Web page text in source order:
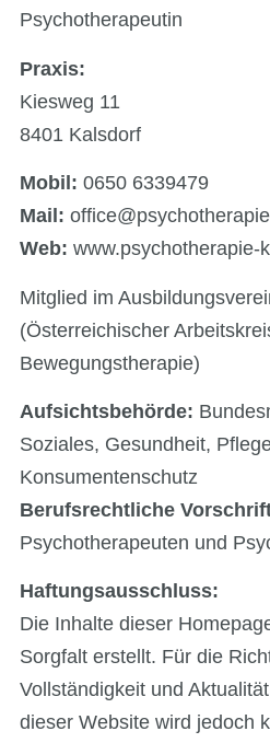
Psychotherapeutin
Praxis:
Kiesweg 11
8401 Kalsdorf
Mobil: 0650 6339479
Mail:
Web: www.psychotherapie-
Mitglied im
(Österreichischer
Bewegungstherapie)​
Aufsichtsbehörde:
Soziales, Gesundheit,
Konsumentenschutz
Berufsrechtliche
Psychotherapeuten und
Haftungsausschluss:
Die Inhalte dieser
Sorgfalt erstellt. Für die
Vollständigkeit und
dieser Website wird jedoch